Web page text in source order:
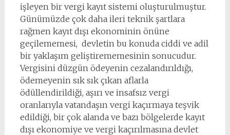
işleyen bir vergi kayıt sistemi oluşturulmuştur.
Günümüzde çok daha ileri teknik şartlara
rağmen kayıt dışı ekonominin önüne
geçilememesi, devletin bu konuda ciddi ve adil
bir yaklaşım geliştirememesinin sonucudur.
Vergisini düzgün ödeyenin cezalandırıldığı,
ödemeyenin sık sık çıkan aflarla
ödüllendirildiği, aşırı ve insafsız vergi
oranlarıyla vatandaşın vergi kaçırmaya teşvik
edildiği, bir çok alanda ve bazı bölgelerde kayıt
dışı ekonomiye ve vergi kaçırılmasına devlet